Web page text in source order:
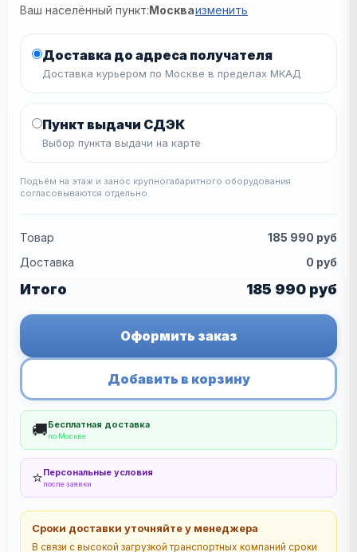
Ваш населённый пункт:Москваизменить
Доставка до адреса получателя
Доставка курьером по Москве в пределах МКАД
Пункт выдачи СДЭК
Выбор пункта выдачи на карте
Подъём на этаж и занос крупногабаритного оборудования
согласовываются отдельно.
Товар 185 990 руб
Доставка
0 руб
Итого 185 990 руб
Оформить заказ
Добавить в корзину
🚚Бесплатная доставка
по Москве
⭐Персональные условия
после заявки
Сроки доставки уточняйте у менеджера
В связи с высокой загрузкой транспортных компаний сроки